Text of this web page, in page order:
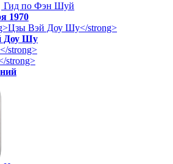
Гид по Фэн Шуй
1970
Доу Шу